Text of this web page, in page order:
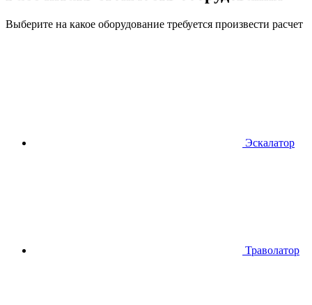
Выберите на какое оборудование требуется произвести расчет
Эскалатор
Траволатор